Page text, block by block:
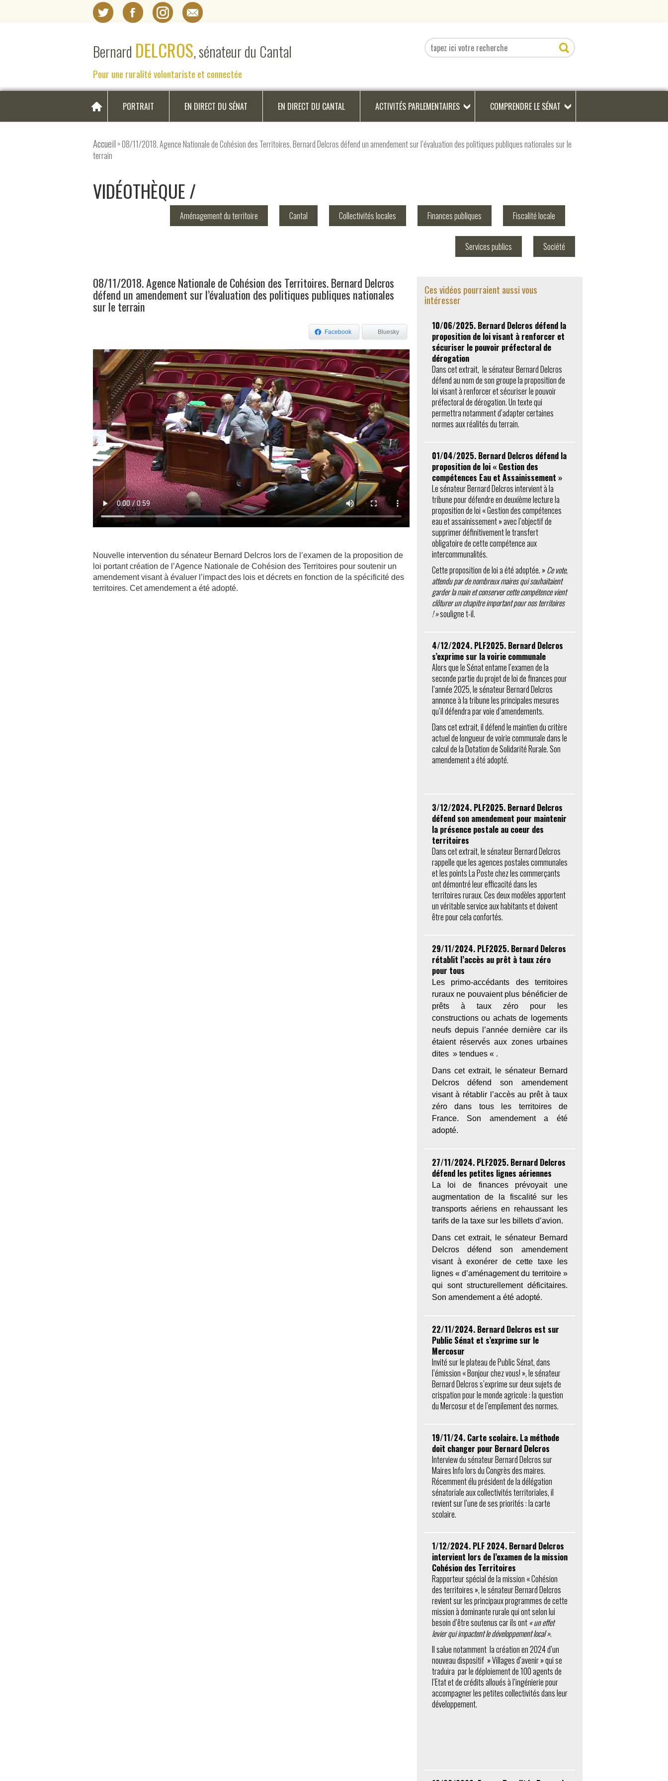
Bernard DELCROS, sénateur du Cantal
Pour une ruralité volontariste et connectée
PORTRAIT EN DIRECT DU SÉNAT EN DIRECT DU CANTAL ACTIVITÉS PARLEMENTAIRES COMPRENDRE LE SÉNAT
Accueil > 08/11/2018. Agence Nationale de Cohésion des Territoires. Bernard Delcros défend un amendement sur l’évaluation des politiques publiques nationales sur le
terrain
VIDÉOTHÈQUE
Aménagement du territoire Cantal Collectivités locales Finances publiques Fiscalité locale
Services publics Société
08/11/2018. Agence Nationale de Cohésion des Territoires. Bernard Delcros
défend un amendement sur l’évaluation des politiques publiques nationales
sur le terrain
Facebook Bluesky
Nouvelle intervention du sénateur Bernard Delcros lors de l’examen de la proposition de
loi portant création de l’Agence Nationale de Cohésion des Territoires pour soutenir un
amendement visant à évaluer l’impact des lois et décrets en fonction de la spécificité des
territoires. Cet amendement a été adopté.
Ces vidéos pourraient aussi vous
intéresser
10/06/2025. Bernard Delcros défend la
proposition de loi visant à renforcer et
sécuriser le pouvoir préfectoral de
dérogation
Dans cet extrait, le sénateur Bernard Delcros
défend au nom de son groupe la proposition de
loi visant à renforcer et sécuriser le pouvoir
préfectoral de dérogation. Un texte qui
permettra notamment d’adapter certaines
normes aux réalités du terrain.
01/04/2025. Bernard Delcros défend la
proposition de loi « Gestion des
compétences Eau et Assainissement »
Le sénateur Bernard Delcros intervient à la
tribune pour défendre en deuxième lecture la
proposition de loi « Gestion des compétences
eau et assainissement » avec l’objectif de
supprimer définitivement le transfert
obligatoire de cette compétence aux
intercommunalités.
Cette proposition de loi a été adoptée. »Ce vote,
attendu par de nombreux maires qui souhaitaient
garder la main et conserver cette compétence vient
clôturer un chapitre important pour nos territoires
! »souligne t-il.
4/12/2024. PLF2025. Bernard Delcros
s’exprime sur la voirie communale
Alors que le Sénat entame l’examen de la
seconde partie du projet de loi de finances pour
l’année 2025, le sénateur Bernard Delcros
annonce à la tribune les principales mesures
qu’il défendra par voie d’amendements.
Dans cet extrait, il défend le maintien du critère
actuel de longueur de voirie communale dans le
calcul de la Dotation de Solidarité Rurale. Son
amendement a été adopté.
3/12/2024. PLF2025. Bernard Delcros
défend son amendement pour maintenir
la présence postale au coeur des
territoires
Dans cet extrait, le sénateur Bernard Delcros
rappelle que les agences postales communales
et les points La Poste chez les commerçants
ont démontré leur efficacité dans les
territoires ruraux. Ces deux modèles apportent
un véritable service aux habitants et doivent
être pour cela confortés.
29/11/2024. PLF2025. Bernard Delcros
rétablit l’accès au prêt à taux zéro
pour tous
Les primo-accédants des territoires
ruraux ne pouvaient plus bénéficier de
prêts à taux zéro pour les
constructions ou achats de logements
neufs depuis l’année dernière car ils
étaient réservés aux zones urbaines
dites » tendues « .
Dans cet extrait, le sénateur Bernard
Delcros défend son amendement
visant à rétablir l’accès au prêt à taux
zéro dans tous les territoires de
France. Son amendement a été
adopté.
27/11/2024. PLF2025. Bernard Delcros
défend les petites lignes aériennes
La loi de finances prévoyait une
augmentation de la fiscalité sur les
transports aériens en rehaussant les
tarifs de la taxe sur les billets d’avion.
Dans cet extrait, le sénateur Bernard
Delcros défend son amendement
visant à exonérer de cette taxe les
lignes « d’aménagement du territoire »
qui sont structurellement déficitaires.
Son amendement a été adopté.
22/11/2024. Bernard Delcros est sur
Public Sénat et s’exprime sur le
Mercosur
Invité sur le plateau de Public Sénat, dans
l’émission « Bonjour chez vous! », le sénateur
Bernard Delcros s’exprime sur deux sujets de
crispation pour le monde agricole : la question
du Mercosur et de l’empilement des normes.
19/11/24. Carte scolaire. La méthode
doit changer pour Bernard Delcros
Interview du sénateur Bernard Delcros sur
Maires Info lors du Congrès des maires.
Récemment élu président de la délégation
sénatoriale aux collectivités territoriales, il
revient sur l’une de ses priorités : la carte
scolaire.
1/12/2024. PLF 2024. Bernard Delcros
intervient lors de l’examen de la mission
Cohésion des Territoires
Rapporteur spécial de la mission « Cohésion
des territoires », le sénateur Bernard Delcros
revient sur les principaux programmes de cette
mission à dominante rurale qui ont selon lui
besoin d’être soutenus car ils ont « un effet
levier qui impactent le développement local ».
Il salue notamment la création en 2024 d’un
nouveau dispositif » Villages d’avenir » qui se
traduira par le déploiement de 100 agents de
l’Etat et de crédits alloués à l’ingénierie pour
accompagner les petites collectivités dans leur
développement.